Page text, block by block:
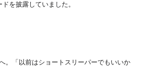
を披露していました。
。「以前はショートスリーパーでもいいか